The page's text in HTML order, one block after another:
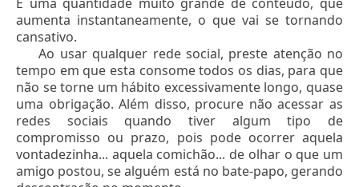
aumenta instantaneamente, o que vai se tornando
cansativo.
Ao usar qualquer rede social, preste atenção no
tempo em que esta consome todos os dias, para que
não se torne um hábito excessivamente longo, quase
uma obrigação. Além disso, procure não acessar as
redes sociais quando tiver algum tipo de
compromisso ou prazo, pois pode ocorrer aquela
vontadezinha... aquela comichão... de olhar o que um
amigo postou, se alguém está no bate-papo, gerando